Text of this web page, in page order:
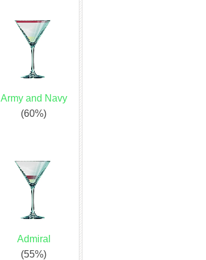
Army and Navy
(60%)
Admiral
(55%)